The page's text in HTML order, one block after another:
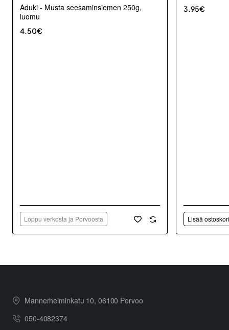
Aduki - Musta seesaminsiemen 250g,
luomu
4.50€
Loppu verkosta ja Porvoosta
3.95€
Lisää
Mannerheiminkatu 10, 06100 Porvoo
050-4082374